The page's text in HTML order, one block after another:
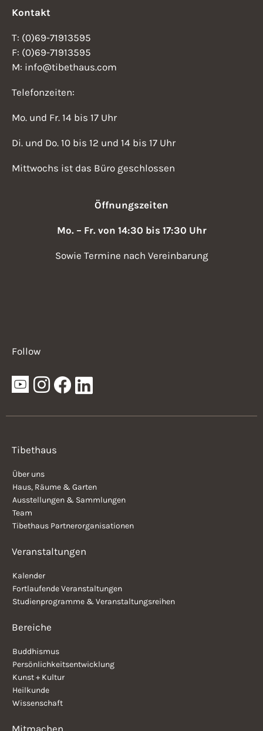
Kontakt
T: (0)69-71913595
F: (0)69-71913595
M: info@tibethaus.com
Telefonzeiten:
Mo. und Fr. 14 bis 17 Uhr
Di. und Do. 10 bis 12 und 14 bis 17 Uhr
Mittwochs ist das Büro geschlossen
Öffnungszeiten
Mo. – Fr. von 14:30 bis 17:30 Uhr
Sowie Termine nach Vereinbarung
Follow
Tibethaus
Über uns
Haus, Räume & Garten
Ausstellungen & Sammlungen
Team
Tibethaus Partnerorganisationen
Veranstaltungen
Kalender
Fortlaufende Veranstaltungen
Studienprogramme & Veranstaltungsreihen
Bereiche
Buddhismus
Persönlichkeitsentwicklung
Kunst + Kultur
Heilkunde
Wissenschaft
Mitmachen